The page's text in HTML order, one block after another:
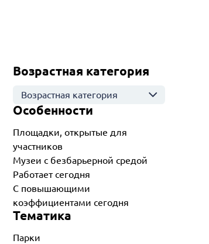
Возрастная категория
Возрастная категория
Особенности
Площадки, открытые для
участников
Музеи с безбарьерной средой
Работает сегодня
С повышающими
коэффициентами сегодня
Тематика
Парки